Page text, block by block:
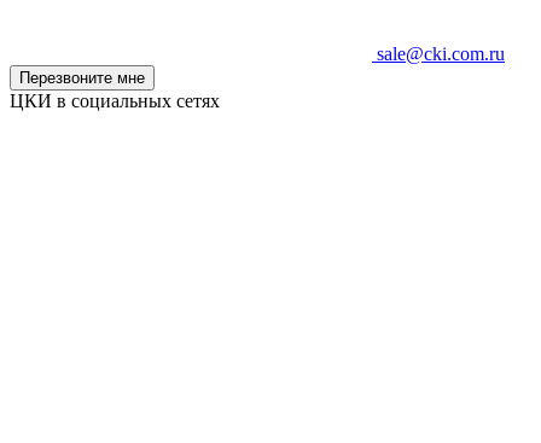
sale@cki.com.ru
Перезвоните мне
ЦКИ в социальных сетях